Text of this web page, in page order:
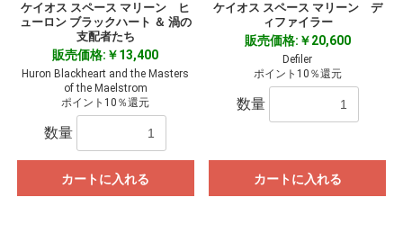
ケイオス スペース マリーン ヒ
ューロン ブラックハート ＆ 渦の
支配者たち
販売価格:￥13,400
Huron Blackheart and the Masters
of the Maelstrom
ポイント10％還元
数量
カートに入れる
ケイオス スペース マリーン デ
ィファイラー
販売価格:￥20,600
Defiler
ポイント10％還元
数量
カートに入れる